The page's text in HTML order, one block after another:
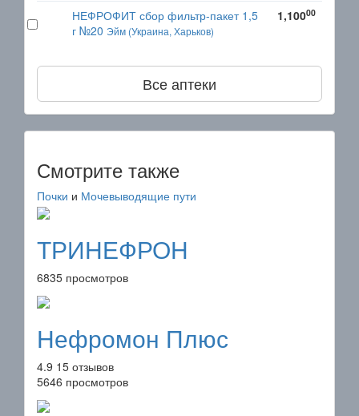
НЕФРОФИТ сбор фильтр-пакет 1,5
г №20 Эйм (Украина, Харьков)
1,10000
Все аптеки
Смотрите также
Почки и Мочевыводящие пути
ТРИНЕФРОН
6835 просмотров
Нефромон Плюс
4.9 15 отзывов
5646 просмотров